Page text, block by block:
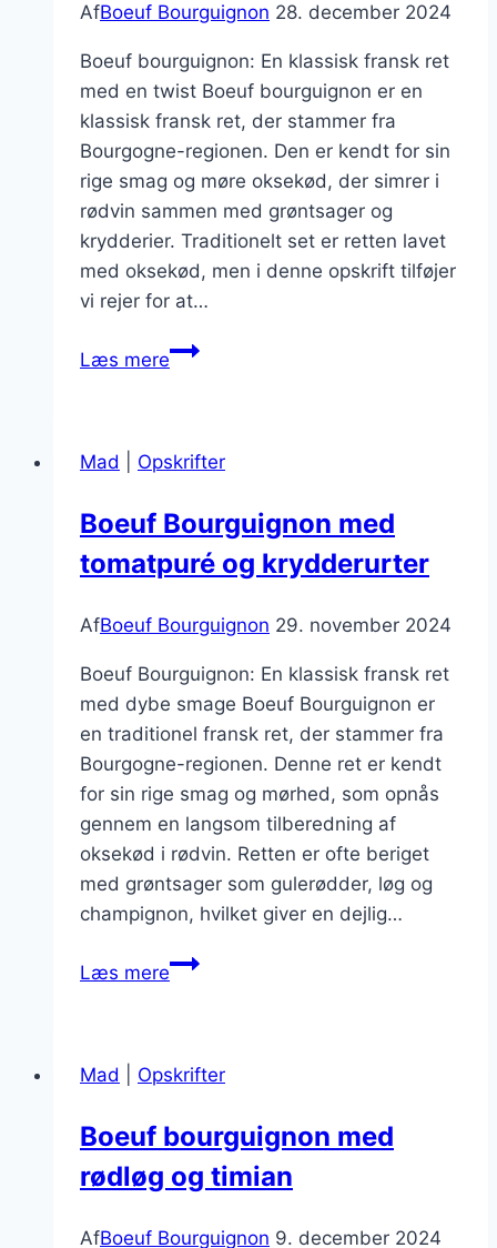
AfBoeuf Bourguignon 28. december 2024
Boeuf bourguignon: En klassisk fransk ret
med en twist Boeuf bourguignon er en
klassisk fransk ret, der stammer fra
Bourgogne-regionen. Den er kendt for sin
rige smag og møre oksekød, der simrer i
rødvin sammen med grøntsager og
krydderier. Traditionelt set er retten lavet
med oksekød, men i denne opskrift tilføjer
vi rejer for at…
Læs mereBoeuf
til
spændende
vri
Mad Opskrifter
Boeuf Bourguignon med
tomatpuré og krydderurter
AfBoeuf Bourguignon 29. november 2024
Boeuf Bourguignon: En klassisk fransk ret
med dybe smage Boeuf Bourguignon er
en traditionel fransk ret, der stammer fra
Bourgogne-regionen. Denne ret er kendt
for sin rige smag og mørhed, som opnås
gennem en langsom tilberedning af
oksekød i rødvin. Retten er ofte beriget
med grøntsager som gulerødder, løg og
champignon, hvilket giver en dejlig…
Læs mereBoeuf
og
Mad Opskrifter
Boeuf bourguignon med
rødløg og timian
AfBoeuf Bourguignon 9. december 2024